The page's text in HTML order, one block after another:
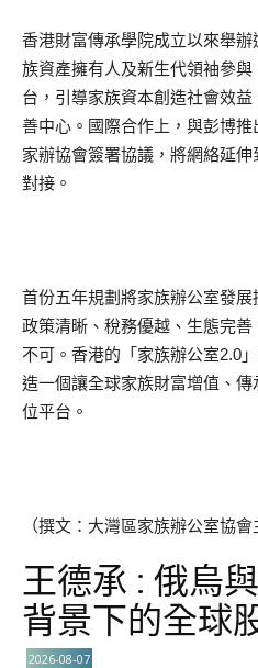
香港財富傳承學院成立以來舉
族資產擁有人及新生代領袖參
台，引導家族資本創造社會效
善中心。國際合作上，與彭博
家辦協會簽署協議，將網絡延
對接。
首份五年規劃將家族辦公室發展
政策清晰、稅務優越、生態完
不可。香港的「家族辦公室2.0
造一個讓全球家族財富增值、
位平台。
（撰文：大灣區家族辦公室協會
王德承 : 俄烏
背景下的全球
2026-08-07